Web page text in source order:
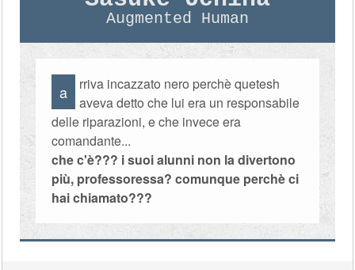
Augmented Human
a
rriva incazzato nero perchè quetesh
aveva detto che lui era un responsabile
delle riparazioni, e che invece era
comandante...
che c'è??? i suoi alunni non la divertono
più, professoressa? comunque perchè ci
hai chiamato???